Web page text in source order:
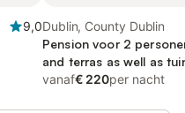
9,0Dublin, County Dublin
Pension voor 2
and terras as well as
vanaf€ 220per nacht